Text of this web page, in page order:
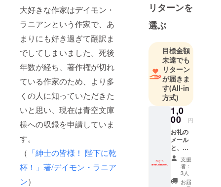
大好きな作家はデイモン・
ラニアンという作家で、あ
まりにも好き過ぎて翻訳ま
でしてしまいました。死後
年数が経ち、著作権が切れ
ている作家のため、より多
くの人に知っていただきた
いと思い、現在は青空文庫
様への収録を申請していま
す。
（ 「紳士の皆様！ 陛下に乾
杯！」著/デイモン・ラニア
ン）
館』シリー
ズが理由だ
と思いま
す。好き
だった児童
文学はブラ
イアン・
ジェイクス
の『レッド
ウォール伝
説』シリー
ズ。4巻しか
翻訳されて
いなくて悲
しい。いつ
か、原文で
シリーズを
リターンを
選ぶ
目標金額
未達でも
リターン
が届きま
す(All-in
方式)
1,0
00 円
お礼の
メール
と、
ネット
で一般
公開す
る選考
支援
者：
3人
お届